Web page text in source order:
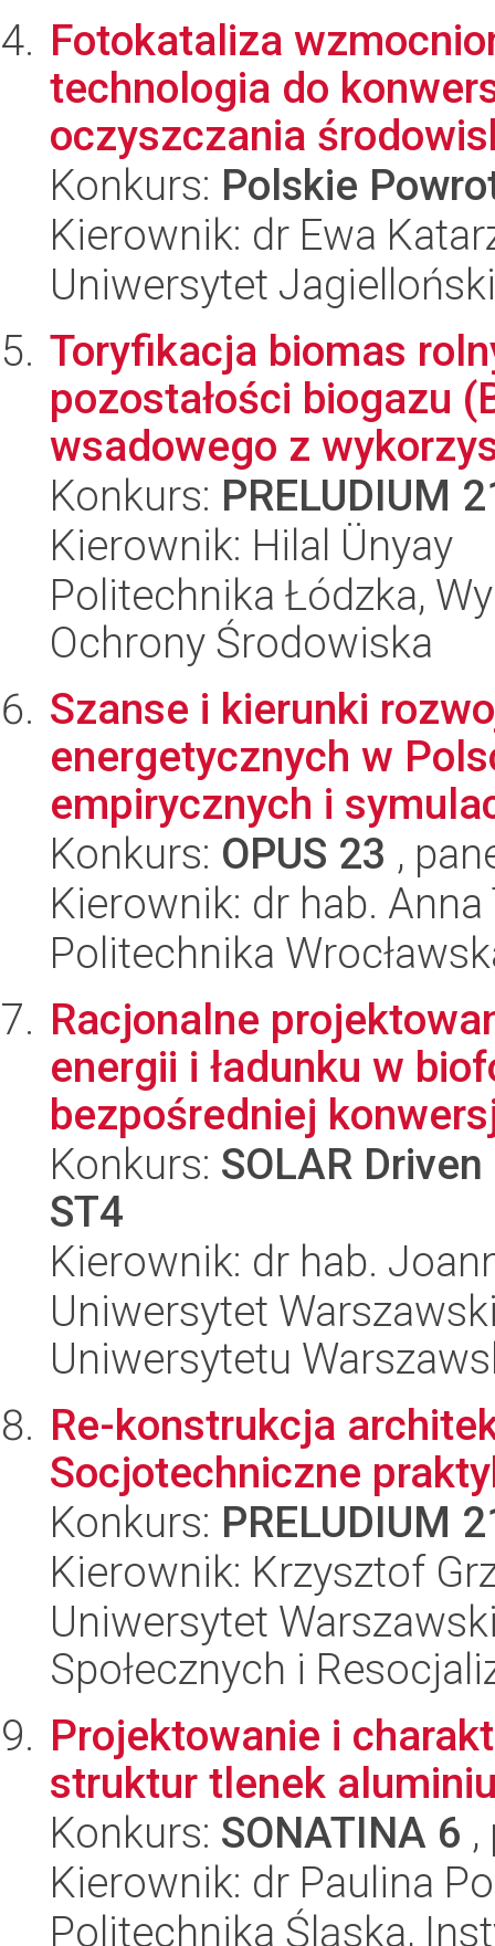
Fotokataliza
technologia do
oczyszczania
Konkurs: Polskie
Kierownik: dr Ewa
Uniwersytet Jagielloński
Toryfikacja biomas
pozostałości biogazu
wsadowego z
Konkurs: PRELUDIUM
Kierownik: Hilal Ünyay
Politechnika Łódzka,
Ochrony Środowiska
Szanse i kierunki
energetycznych w
empirycznych i
Konkurs: OPUS 23 ,
Kierownik: dr hab.
Politechnika
Racjonalne
energii i ładunku w
bezpośredniej
Konkurs: SOLAR
ST4
Kierownik: dr hab.
Uniwersytet
Uniwersytetu
Re-konstrukcja
Socjotechniczne
Konkurs: PRELUDIUM
Kierownik: Krzysztof
Uniwersytet
Społecznych i
Projektowanie i
struktur tlenek
Konkurs: SONATINA 6
Kierownik: dr Paulina
Politechnika Śląska,